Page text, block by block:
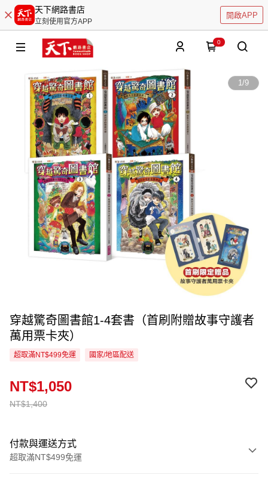
天下網路書店
立刻使用官方APP
開啟APP
0
1/9
穿越驚奇圖書館1-4套書（首刷附贈故事守護者
萬用票卡夾）
超取滿NT$499免運 國家/地區配送
NT$1,400
NT$1,050
付款與運送方式
超取滿NT$499免運